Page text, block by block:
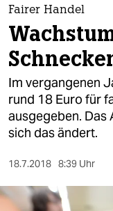
themen
politik
öko
gesellschaft
kultur
sport
berlin
Fairer Handel
Im vergangenen
rund 18 Euro für
ausgegeben. Das
sich das ändert.
18.7.2018 8:39 Uhr